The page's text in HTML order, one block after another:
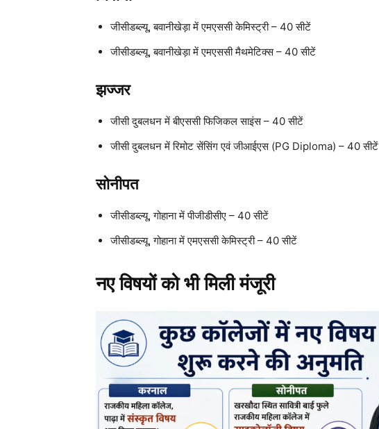
जीसीडब्ल्यू, बवानीखेड़ा में एमएससी केमिस्ट्री – 40 सीटें
जीसीडब्ल्यू, बवानीखेड़ा में एमएससी मैथमेटिक्स – 40 सीटें
झज्जर
जीसी दुबलधन में बीएससी फिजिकल साइंस – 40 सीटें
जीसी दुबलधन में रिमोट सेंसिंग एवं जीआईएस (PG Diploma) – 40 सीटें
सोनीपत
जीसीडब्ल्यू, गोहाना में पीजीडीसीए – 40 सीटें
जीसीडब्ल्यू, गोहाना में एमएससी केमिस्ट्री – 40 सीटें
नए विषयों को भी मिली मंजूरी